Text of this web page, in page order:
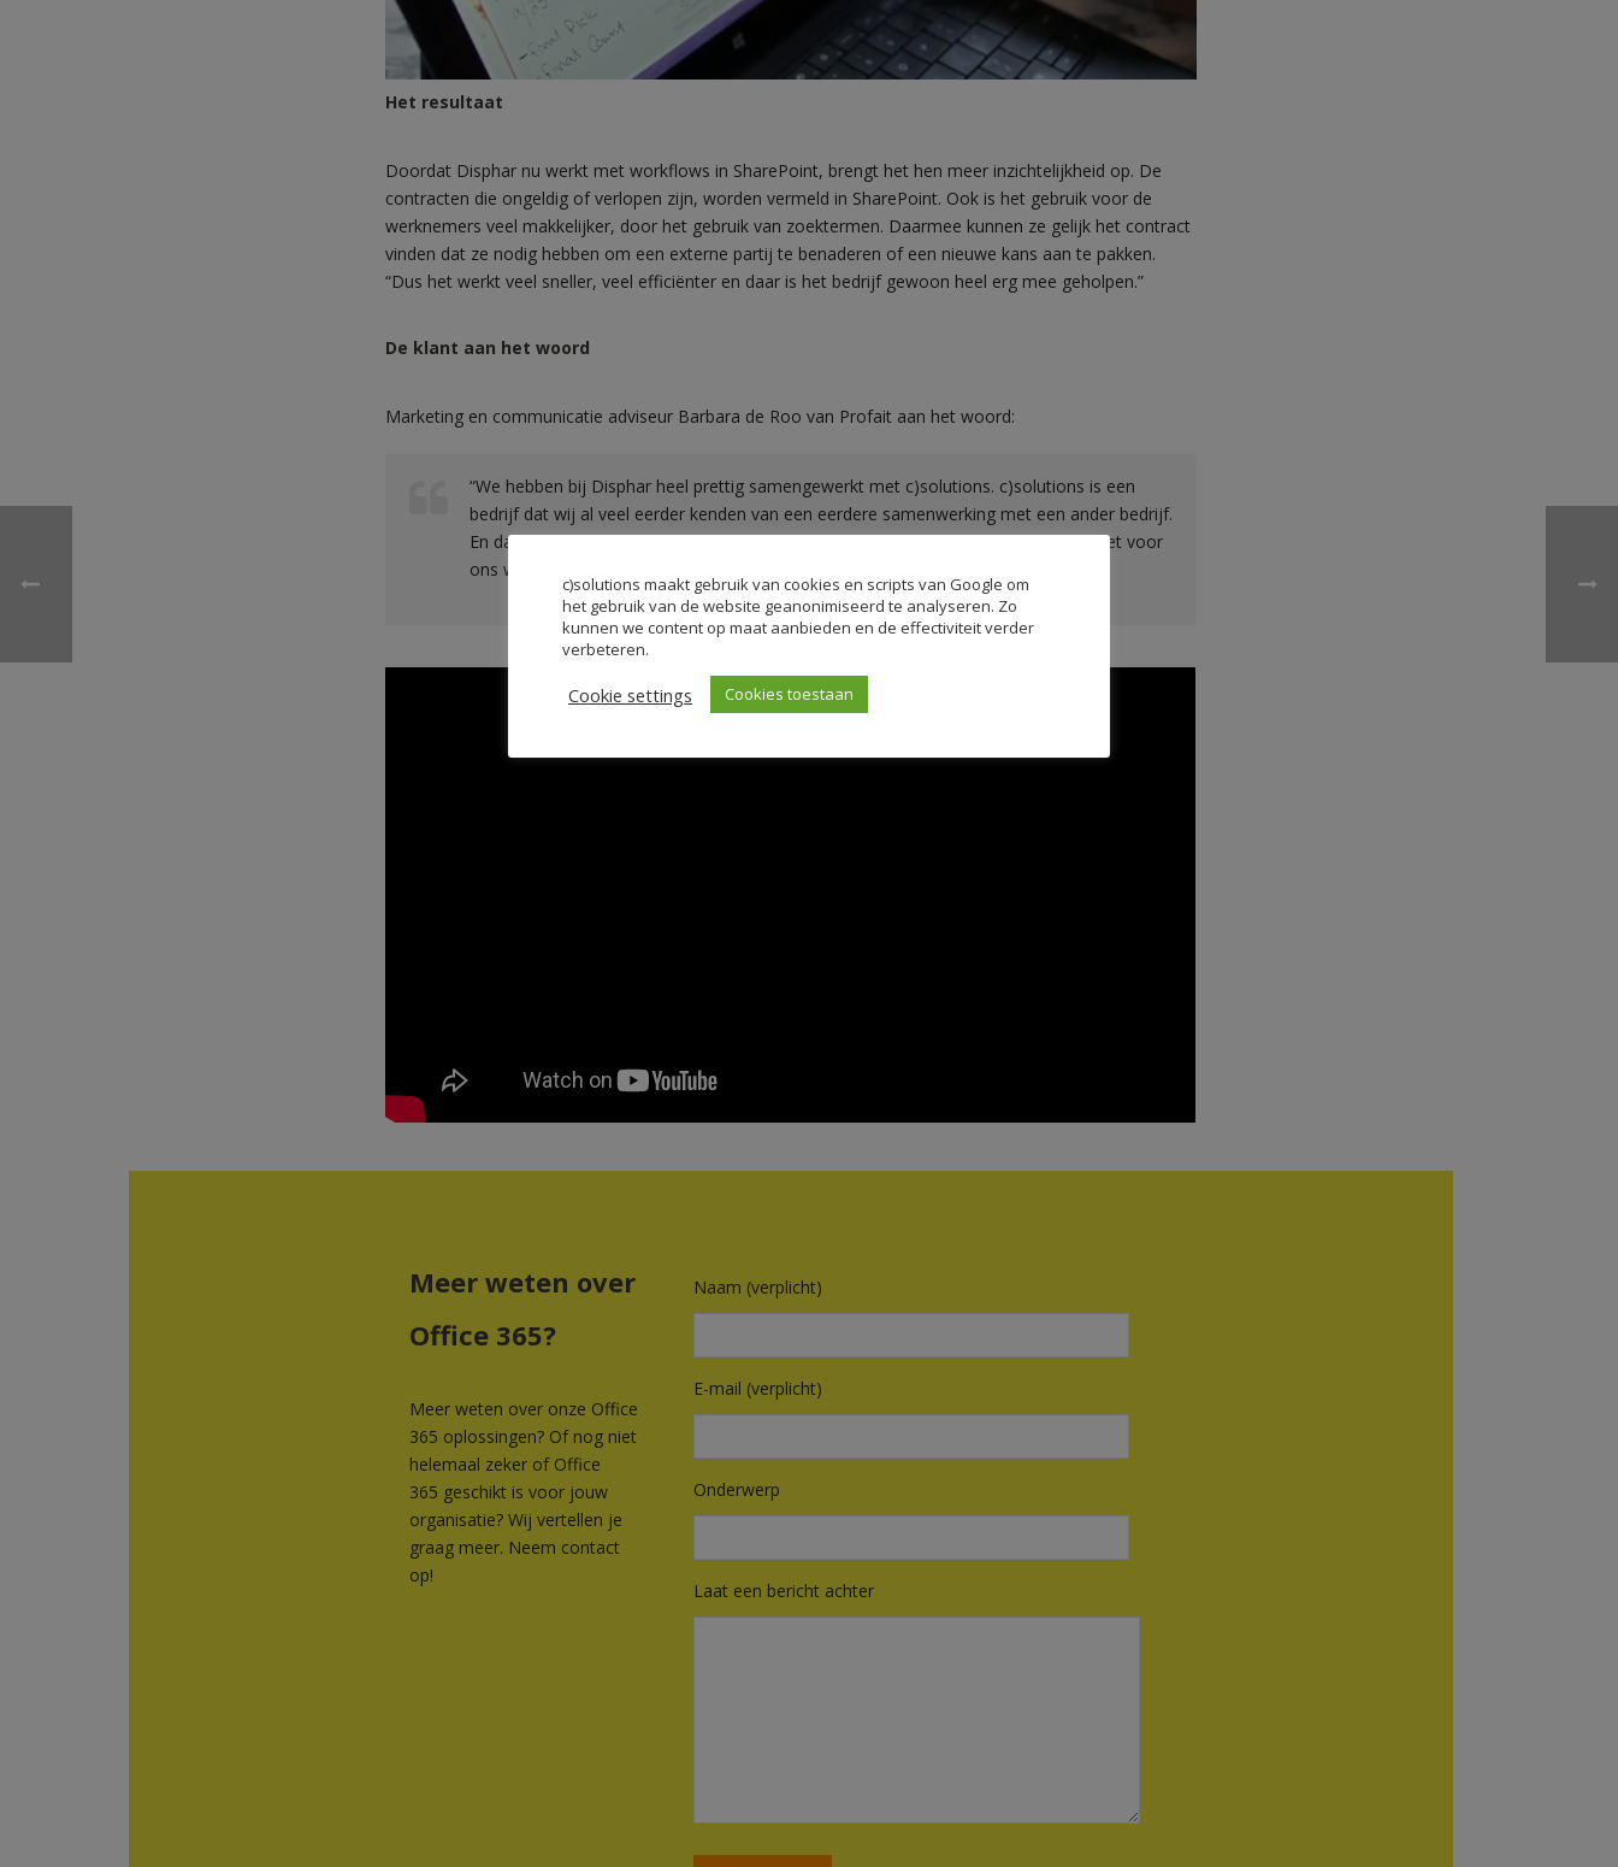
Het resultaat
Doordat Disphar nu werkt met workflows in SharePoint, brengt het hen meer inzichtelijkheid op. De
contracten die ongeldig of verlopen zijn, worden vermeld in SharePoint. Ook is het gebruik voor de
werknemers veel makkelijker, door het gebruik van zoektermen. Daarmee kunnen ze gelijk het contract
vinden dat ze nodig hebben om een externe partij te benaderen of een nieuwe kans aan te pakken.
“Dus het werkt veel sneller, veel efficiënter en daar is het bedrijf gewoon heel erg mee geholpen.”
De klant aan het woord
Marketing en communicatie adviseur Barbara de Roo van Profait aan het woord:
“We hebben bij Disphar heel prettig samengewerkt met c)solutions. c)solutions is een
bedrijf dat wij al veel eerder kenden van een eerdere samenwerking met een ander bedrijf.
En daar hebben we ook prettig met c)solutions samengewerkt dus eigenlijk was het voor
ons werken met een oude bekende.”
Meer weten over
Office 365?
Meer weten over onze Office
365 oplossingen? Of nog niet
helemaal zeker of Office
365 geschikt is voor jouw
organisatie? Wij vertellen je
graag meer. Neem contact
op!
Naam (verplicht)
E-mail (verplicht)
Onderwerp
Laat een bericht achter
G
c)solutions maakt gebruik van cookies en scripts van Google om
het gebruik van de website geanonimiseerd te analyseren. Zo
kunnen we content op maat aanbieden en de effectiviteit verder
verbeteren.
Cookie settings Cookies toestaan